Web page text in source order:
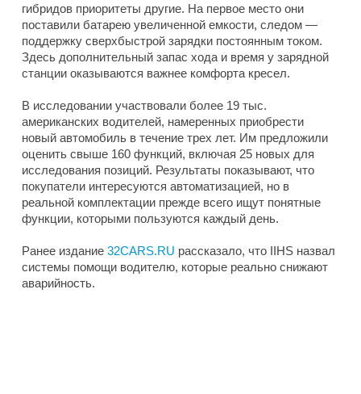
гибридов приоритеты другие. На первое место они
поставили батарею увеличенной емкости, следом —
поддержку сверхбыстрой зарядки постоянным током.
Здесь дополнительный запас хода и время у зарядной
станции оказываются важнее комфорта кресел.
В исследовании участвовали более 19 тыс.
американских водителей, намеренных приобрести
новый автомобиль в течение трех лет. Им предложили
оценить свыше 160 функций, включая 25 новых для
исследования позиций. Результаты показывают, что
покупатели интересуются автоматизацией, но в
реальной комплектации прежде всего ищут понятные
функции, которыми пользуются каждый день.
Ранее издание 32CARS.RU рассказало, что IIHS назвал
системы помощи водителю, которые реально снижают
аварийность.